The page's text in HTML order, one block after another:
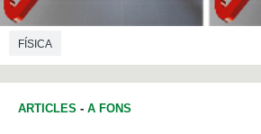
FÍSICA
ARTICLES - A FONS